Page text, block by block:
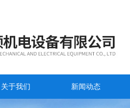
关于我们 新闻动态